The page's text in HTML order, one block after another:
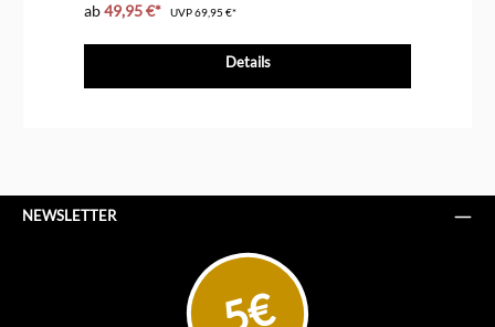
ab49,95 €* UVP69,95 €*
Details
NEWSLETTER
5€